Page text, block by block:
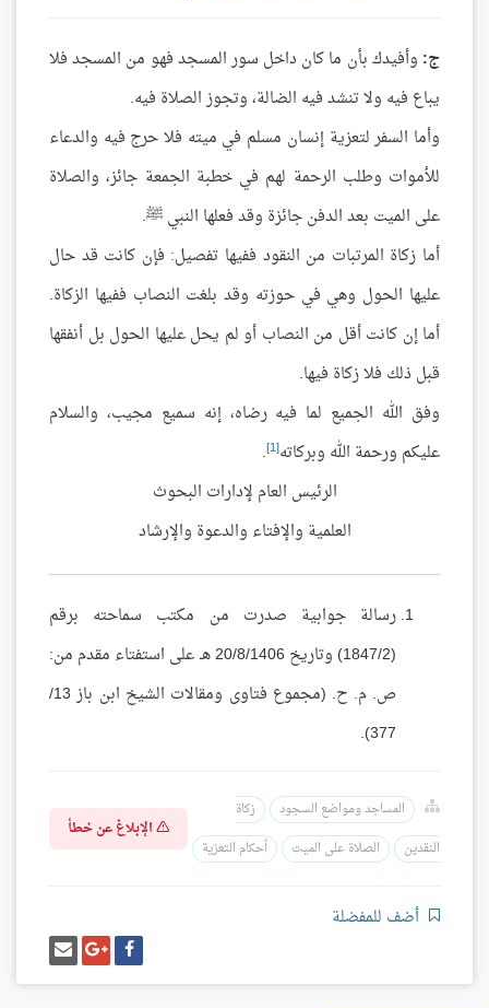
ج: وأفيدك بأن ما كان داخل سور المسجد فهو من المسجد فلا
يباع فيه ولا تنشد فيه الضالة، وتجوز الصلاة فيه.
وأما السفر لتعزية إنسان مسلم في ميته فلا حرج فيه والدعاء
للأموات وطلب الرحمة لهم في خطبة الجمعة جائز، والصلاة
على الميت بعد الدفن جائزة وقد فعلها النبي ﷺ.
أما زكاة المرتبات من النقود ففيها تفصيل: فإن كانت قد حال
عليها الحول وهي في حوزته وقد بلغت النصاب ففيها الزكاة.
أما إن كانت أقل من النصاب أو لم يحل عليها الحول بل أنفقها
قبل ذلك فلا زكاة فيها.
وفق الله الجميع لما فيه رضاه، إنه سميع مجيب، والسلام
عليكم ورحمة الله وبركاته[1]
.
الرئيس العام لإدارات البحوث
العلمية والإفتاء والدعوة والإرشاد
رسالة جوابية صدرت من مكتب سماحته برقم
(1847/2) وتاريخ 20/8/1406 هـ على استفتاء مقدم من:
ص. م. ح. (مجموع فتاوى ومقالات الشيخ ابن باز 13/
377).
المساجد ومواضع السجود
زكاة
النقدين
الصلاة على الميت أحكام التعزية
الإبلاغ عن خطأ
أضف للمفضلة
شارك
على
فيسبوك
شارك
على
غوغل
بلس
إرسل
إيميل